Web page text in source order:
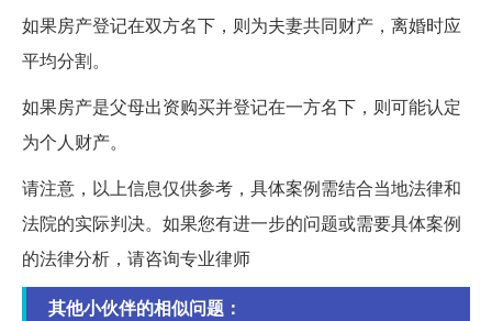
如果房产登记在双方名下，则为夫妻共同财产，离婚时应
平均分割。
如果房产是父母出资购买并登记在一方名下，则可能认定
为个人财产。
请注意，以上信息仅供参考，具体案例需结合当地法律和
法院的实际判决。如果您有进一步的问题或需要具体案例
的法律分析，请咨询专业律师
其他小伙伴的相似问题：